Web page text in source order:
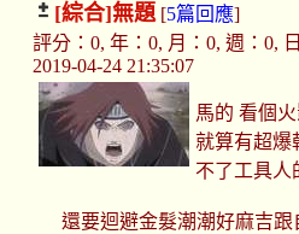
[綜合]無題[5篇回應]
評分：0, 年：0, 月：0, 週：0,
2019-04-24 21:35:07
馬的 看個
就算有超爆
不了工具人
還要迴避金髮潮潮好麻吉